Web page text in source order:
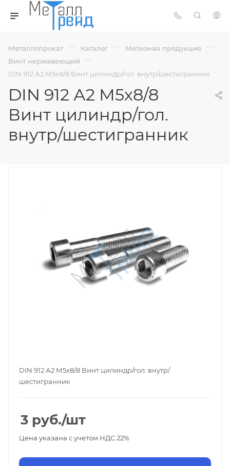
Металлопрокат — Каталог — Метизная продукция —
Винт нержавеющий —
DIN 912 А2 М5х8/8 Винт цилиндр/гол. внутр/шестигранник
DIN 912 А2 М5х8/8
Винт цилиндр/гол.
внутр/шестигранник
DIN 912 А2 М5х8/8 Винт цилиндр/гол. внутр/
шестигранник
3 руб./шт
Цена указана с учетом НДС 22%